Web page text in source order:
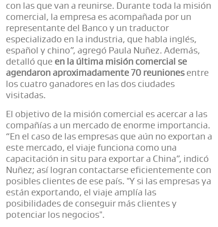
con las que van a reunirse. Durante toda la misión
comercial, la empresa es acompañada por un
representante del Banco y un traductor
especializado en la industria, que habla inglés,
español y chino”, agregó Paula Nuñez. Además,
detalló que en la última misión comercial se
agendaron aproximadamente 70 reunionesentre
los cuatro ganadores en las dos ciudades
visitadas.
El objetivo de la misión comercial es acercar a las
compañías a un mercado de enorme importancia.
“En el caso de las empresas que aún no exportan a
este mercado, el viaje funciona como una
capacitación in situ para exportar a China”, indicó
Nuñez; así logran contactarse eficientemente con
posibles clientes de ese país. "Y si las empresas ya
están exportando, el viaje amplía las
posibilidades de conseguir más clientes y
potenciar los negocios".